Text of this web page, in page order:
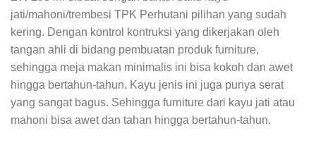
jati/mahoni/trembesi TPK Perhutani pilihan yang sudah
kering. Dengan kontrol kontruksi yang dikerjakan oleh
tangan ahli di bidang pembuatan produk furniture,
sehingga meja makan minimalis ini bisa kokoh dan awet
hingga bertahun-tahun. Kayu jenis ini juga punya serat
yang sangat bagus. Sehingga furniture dari kayu jati atau
mahoni bisa awet dan tahan hingga bertahun-tahun.